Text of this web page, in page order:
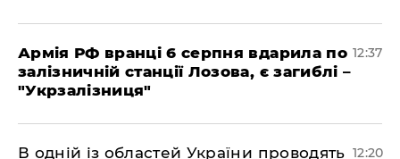
Армія РФ вранці 6 серпня вдарила по
залізничній станції Лозова, є загиблі –
"Укрзалізниця"
12:37
В одній із областей України проводять 12:20